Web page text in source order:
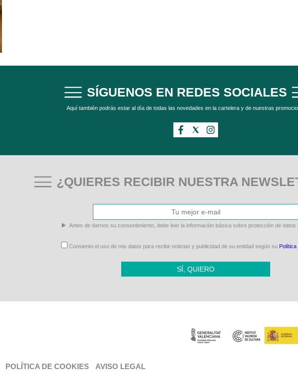
SÍGUENOS EN REDES SOCIALES
Aquí también podrás estar al día de todas las novedades en la cartelera y de nuestras
¿QUIERES RECIBIR NUESTRA
Antes de darnos su consentimiento, debe leer la información básica sobre protección de datos
Consiento el uso de mis datos para recibir noticias y publicidad de su entidad según su
SÍ, QUIERO
POLÍTICA DE COOKIES AVISO LEGAL